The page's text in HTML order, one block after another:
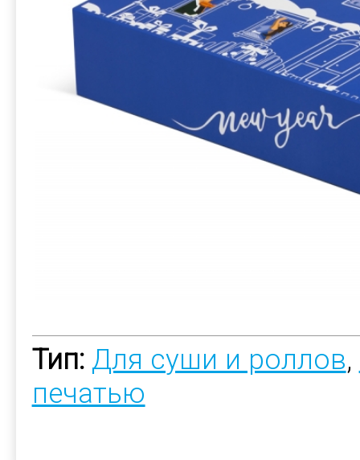
Тип: Для суши и роллов,
печатью